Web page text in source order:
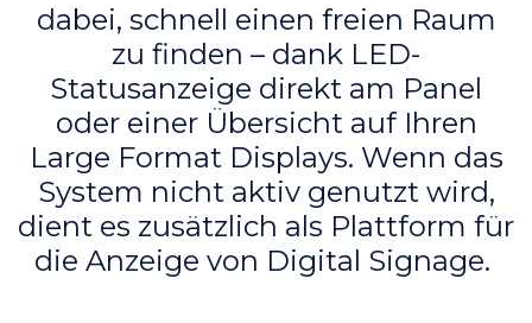
dabei, schnell einen freien Raum
zu finden – dank LED-
Statusanzeige direkt am Panel
oder einer Übersicht auf Ihren
Large Format Displays. Wenn das
System nicht aktiv genutzt wird,
dient es zusätzlich als Plattform für
die Anzeige von Digital Signage.